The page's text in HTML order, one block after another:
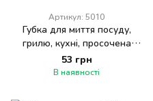
Артикул: 5010
Губка для миття посуду,
грилю, кухні, просочена
милом, 6 шт., ТМ York
53 грн
В наявності